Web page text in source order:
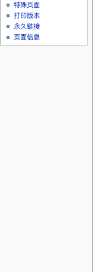
特殊页面
打印版本
永久链接
页面信息